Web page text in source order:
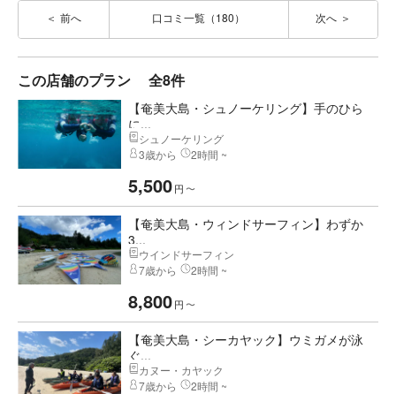
前へ 口コミ一覧（180） 次へ
この店舗のプラン 全8件
【奄美大島・シュノーケリング】手のひら
に...
シュノーケリング
3歳から
2時間 ~
5,500円 〜
【奄美大島・ウィンドサーフィン】わずか
3...
ウインドサーフィン
7歳から
2時間 ~
8,800円 〜
【奄美大島・シーカヤック】ウミガメが泳
ぐ...
カヌー・カヤック
7歳から
2時間 ~